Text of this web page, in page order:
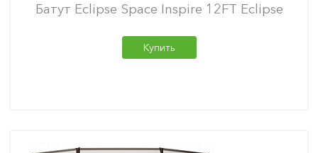
Батут Eclipse Space Inspire 12FT Eclipse
Купить